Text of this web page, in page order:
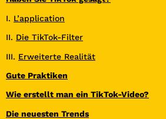
I. L’application
II. Die TikTok-Filter
III. Erweiterte Realität
Gute Praktiken
Wie erstellt man ein TikTok-Video?
Die neuesten Trends